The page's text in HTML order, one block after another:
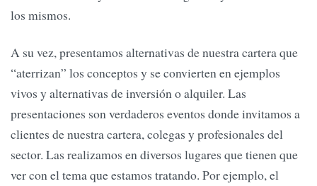
los mismos.
A su vez, presentamos alternativas de nuestra cartera que
“aterrizan” los conceptos y se convierten en ejemplos
vivos y alternativas de inversión o alquiler. Las
presentaciones son verdaderos eventos donde invitamos a
clientes de nuestra cartera, colegas y profesionales del
sector. Las realizamos en diversos lugares que tienen que
ver con el tema que estamos tratando. Por ejemplo, el